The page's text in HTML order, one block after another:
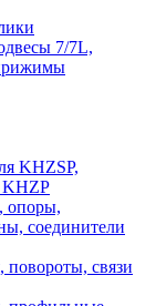
7/7L,
KHZSP,
опоры,
соединители
повороты, связи